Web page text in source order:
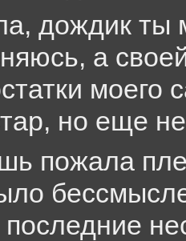
дождик ты
а
но еще
пожала